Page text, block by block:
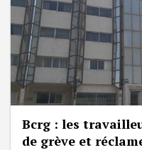
Bcrg : les
de grève et